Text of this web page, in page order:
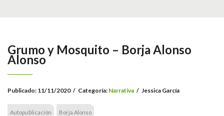
Grumo y Mosquito – Borja Alonso
Alonso
Publicado: 11/11/2020 / Categoría: Narrativa / Jessica García
Autopublicación Borja Alonso